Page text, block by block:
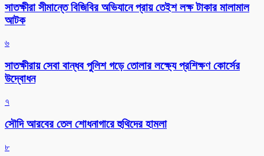
সাতক্ষীরা সীমান্তে বিজিবির অভিযানে প্রায় তেইশ লক্ষ টাকার মালামাল
আটক
৬
সাতক্ষীরায় সেবা বান্ধব পুলিশ গড়ে তোলার লক্ষ্যে প্রশিক্ষণ কোর্সের
উদ্বোধন
৭
সৌদি আরবের তেল শোধনাগারে হুথিদের হামলা
৮